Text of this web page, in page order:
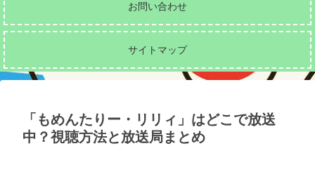
お問い合わせ
サイトマップ
「もめんたりー・リリィ」はどこで放送
中？視聴方法と放送局まとめ